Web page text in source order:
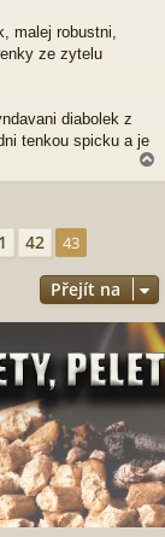
malej robustni,
ze zytelu
diabolek z
tenkou spicku a je
a
42 43
Přejít na